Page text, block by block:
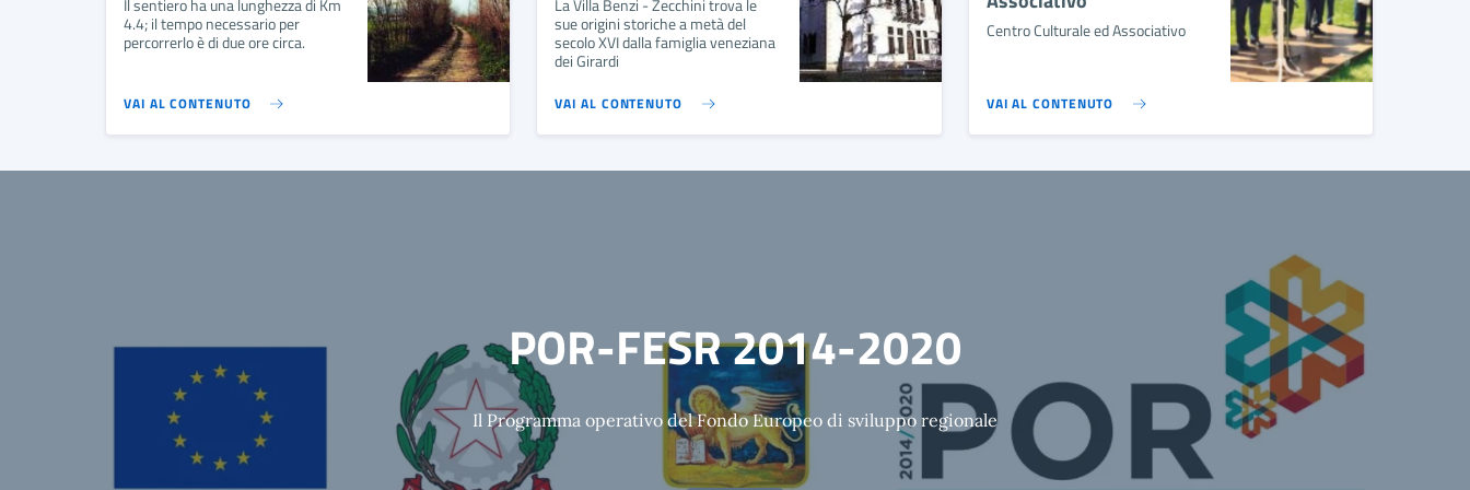
Il sentiero ha una lunghezza di Km
4.4; il tempo necessario per
percorrerlo è di due ore circa.
VAI AL CONTENUTO
La Villa Benzi - Zecchini trova le
sue origini storiche a metà del
secolo XVI dalla famiglia veneziana
dei Girardi
VAI AL CONTENUTO
Centro Culturale ed Associativo
VAI AL CONTENUTO
POR-FESR 2014-2020
Il Programma operativo del Fondo Europeo di sviluppo regionale